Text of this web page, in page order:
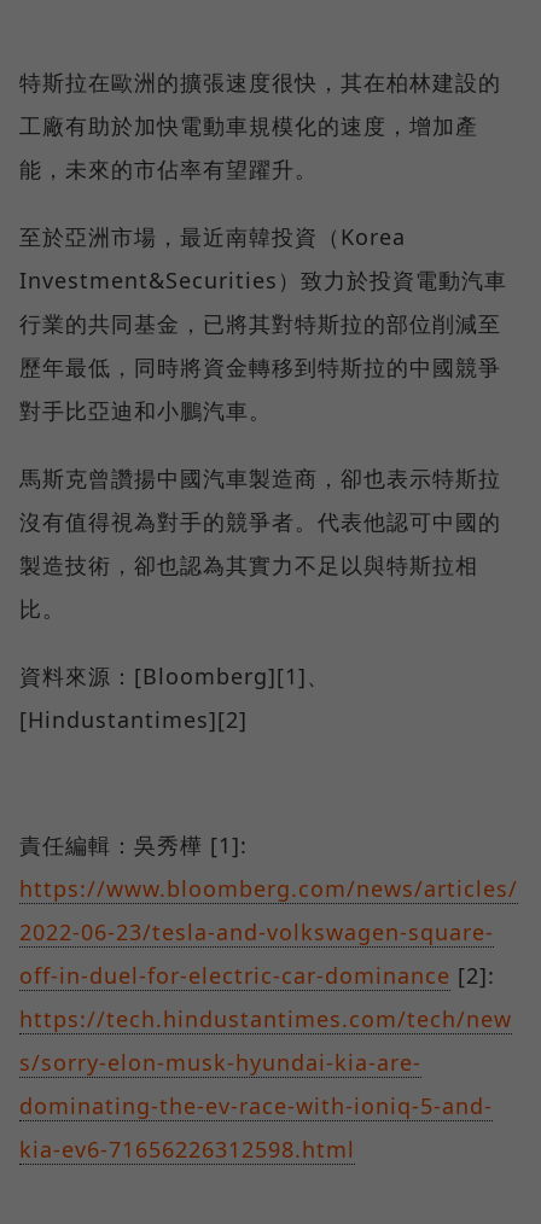
特斯拉在歐洲的擴張速度很快，其在柏林建設的
工廠有助於加快電動車規模化的速度，增加產
能，未來的市佔率有望躍升。
至於亞洲市場，最近南韓投資（Korea
Investment&Securities）致力於投資電動汽車
行業的共同基金，已將其對特斯拉的部位削減至
歷年最低，同時將資金轉移到特斯拉的中國競爭
對手比亞迪和小鵬汽車。
馬斯克曾讚揚中國汽車製造商，卻也表示特斯拉
沒有值得視為對手的競爭者。代表他認可中國的
製造技術，卻也認為其實力不足以與特斯拉相
比。
資料來源：[Bloomberg][1]、
[Hindustantimes][2]
責任編輯：吳秀樺 [1]:
https://www.bloomberg.com/news/articles/
2022-06-23/tesla-and-volkswagen-square-
off-in-duel-for-electric-car-dominance [2]:
https://tech.hindustantimes.com/tech/new
s/sorry-elon-musk-hyundai-kia-are-
dominating-the-ev-race-with-ioniq-5-and-
kia-ev6-71656226312598.html